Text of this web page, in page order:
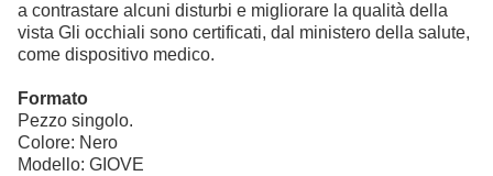
a contrastare alcuni disturbi e migliorare la qualità della
vista Gli occhiali sono certificati, dal ministero della salute,
come dispositivo medico.
Formato
Pezzo singolo.
Colore: Nero
Modello: GIOVE